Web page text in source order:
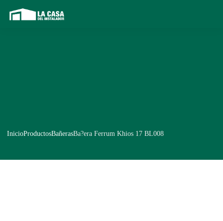
InicioProductosBañerasBa?era Ferrum Khios 17 BL008